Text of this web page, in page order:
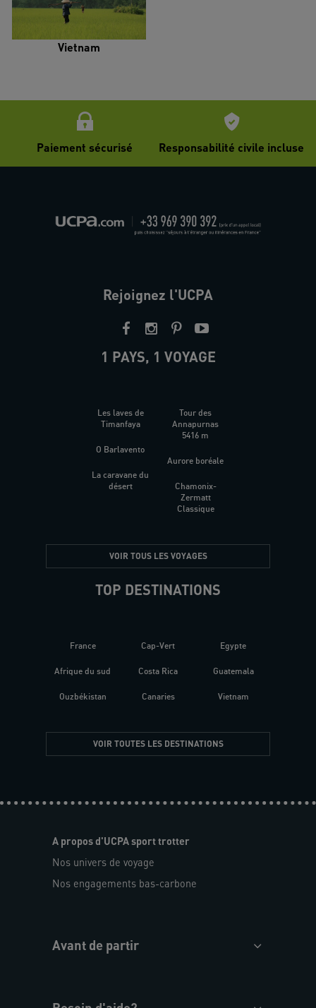
Vietnam
Paiement sécurisé Responsabilité civile incluse
Rejoignez l'UCPA
1 PAYS, 1 VOYAGE
Les laves de
Timanfaya
O Barlavento
La caravane du
désert
Tour des
Annapurnas
5416 m
Aurore boréale
Chamonix-
Zermatt
Classique
VOIR TOUS LES VOYAGES
TOP DESTINATIONS
France
Afrique du sud
Ouzbékistan
Cap-Vert
Costa Rica
Canaries
Egypte
Guatemala
Vietnam
VOIR TOUTES LES DESTINATIONS
A propos d'UCPA sport trotter
Nos univers de voyage
Nos engagements bas-carbone
Avant de partir